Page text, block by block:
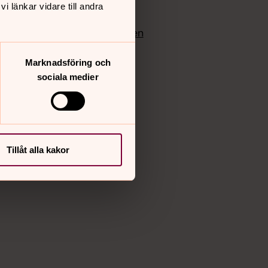
länkar vidare till andra
Marknadsföring och
sociala medier
Tillåt alla kakor
Instagram
Bloggportalen